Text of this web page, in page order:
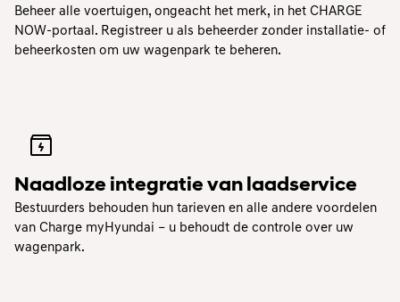
Beheer alle voertuigen, ongeacht het merk, in het CHARGE
NOW-portaal. Registreer u als beheerder zonder installatie- of
beheerkosten om uw wagenpark te beheren.
Naadloze integratie van laadservice
Bestuurders behouden hun tarieven en alle andere voordelen
van Charge myHyundai – u behoudt de controle over uw
wagenpark.